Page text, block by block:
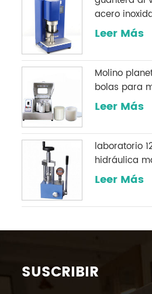
acero
O2 sistema de
Leer Más
Molino
bolas para
de polvo
Leer Más
laboratorio
hidráulica
un
utilizado en
Leer Más
SUSCRIBIR